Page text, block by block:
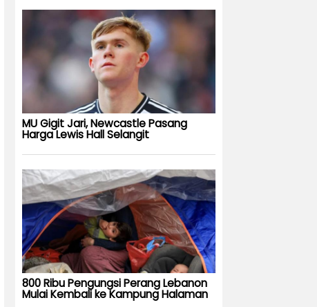
MU Gigit Jari, Newcastle Pasang
Harga Lewis Hall Selangit
800 Ribu Pengungsi Perang Lebanon
Mulai Kembali ke Kampung Halaman